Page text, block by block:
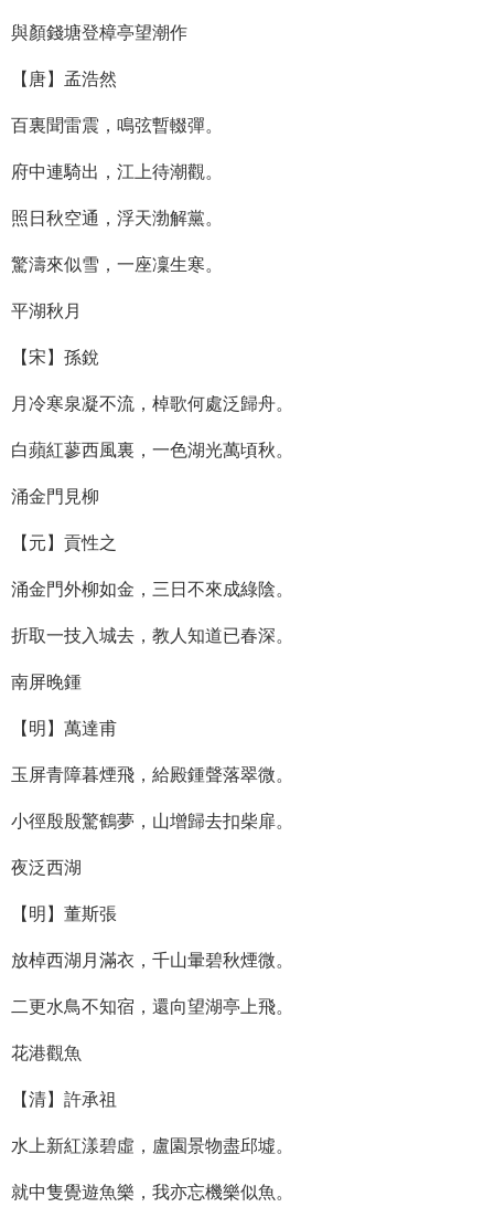
與顏錢塘登樟亭望潮作
【唐】孟浩然
百裏聞雷震，鳴弦暫輟彈。
府中連騎出，江上待潮觀。
照日秋空通，浮天渤解黨。
驚濤來似雪，一座凜生寒。
平湖秋月
【宋】孫銳
月冷寒泉凝不流，棹歌何處泛歸舟。
白蘋紅蓼西風裏，一色湖光萬頃秋。
涌金門見柳
【元】貢性之
涌金門外柳如金，三日不來成綠陰。
折取一技入城去，教人知道已春深。
南屏晚鍾
【明】萬達甫
玉屏青障暮煙飛，給殿鍾聲落翠微。
小徑殷殷驚鶴夢，山增歸去扣柴扉。
夜泛西湖
【明】董斯張
放棹西湖月滿衣，千山暈碧秋煙微。
二更水鳥不知宿，還向望湖亭上飛。
花港觀魚
【清】許承祖
水上新紅漾碧虛，盧園景物盡邱墟。
就中隻覺遊魚樂，我亦忘機樂似魚。